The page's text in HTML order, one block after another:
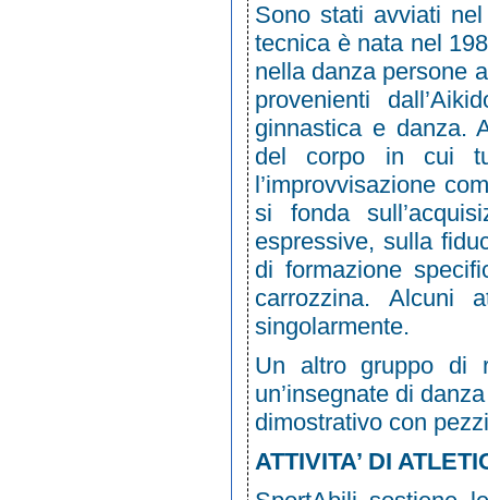
Sono stati avviati
tecnica è nata nel
nella danza persone
provenienti
ginnastica e danza.
del corpo in cui
l’improvvisazione
si fonda
espressive, sulla
di formazione
carrozzina. Alcuni
singolarmente.
Un altro gruppo di
un’insegnate di
dimostrativo con
ATTIVITA’ DI